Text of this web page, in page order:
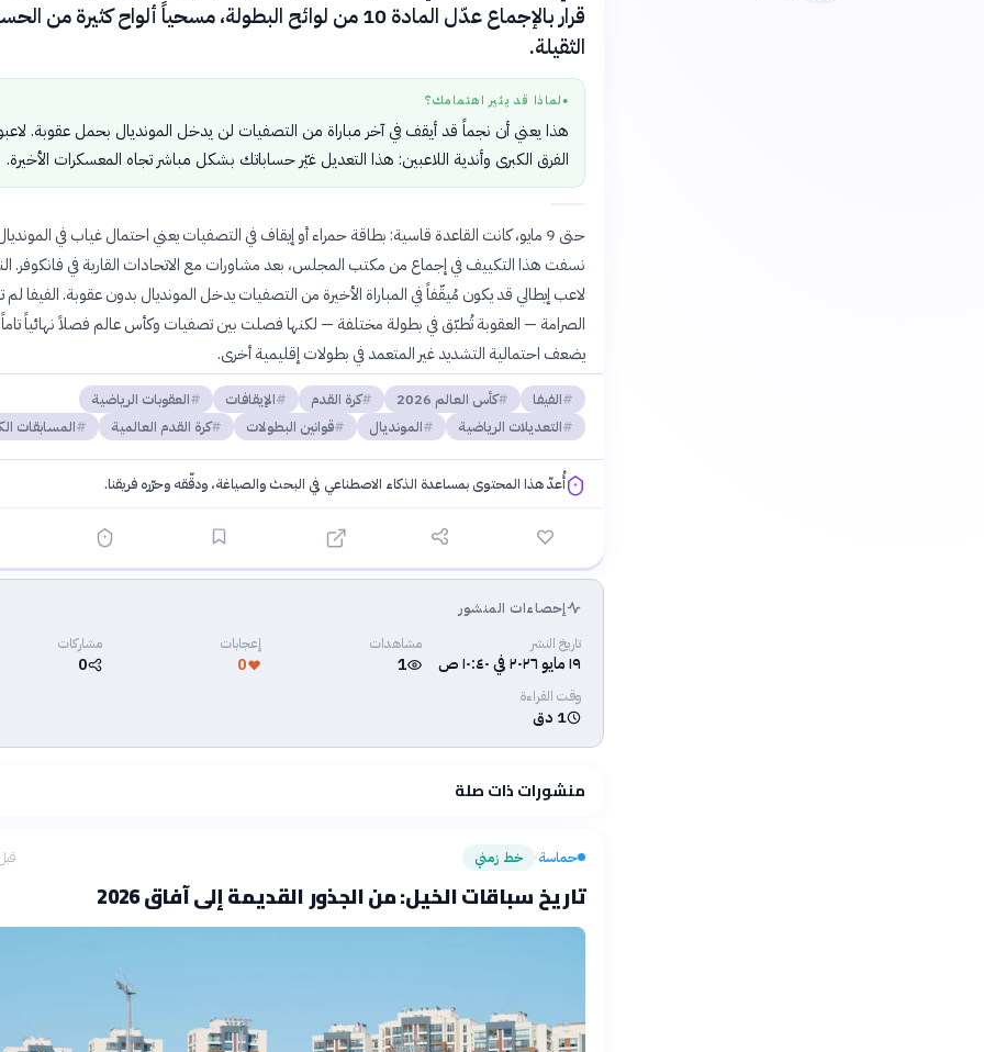
قرار بالإجماع عدّل المادة 10 من لوائح البطولة، مسحياً ألواح كثيرة من
الثقيلة.
● لماذا قد يثير اهتمامك؟
هذا يعني أن نجماً قد أيقف في آخر مباراة من التصفيات لن يدخل المونديال بحمل عقوبة.
الفرق الكبرى وأندية اللاعبين: هذا التعديل غيّر حساباتك بشكل مباشر تجاه المعسكرات الأخيرة.
حتى 9 مايو، كانت القاعدة قاسية: بطاقة حمراء أو إيقاف في التصفيات يعني احتمال غياب في
نسفت هذا التكييف في إجماع من مكتب المجلس، بعد مشاورات مع الاتحادات القارية في فانكوفر.
لاعب إيطالي قد يكون مُيقّفاً في المباراة الأخيرة من التصفيات يدخل المونديال بدون عقوبة. الفيفا لم
الصرامة — العقوبة تُطبّق في بطولة مختلفة — لكنها فصلت بين تصفيات وكأس عالم فصلاً نهائياً
يضعف احتمالية التشديد غير المتعمد في بطولات إقليمية أخرى.
الفيفا كأس العالم 2026 كرة القدم الإيقافات
العقوبات الرياضية
التعديلات الرياضية
المونديال قوانين البطولات كرة القدم العالمية المسابقات
أُعدّ هذا المحتوى بمساعدة الذكاء الاصطناعي في البحث والصياغة، ودقّقه وحرّره فريقنا.
إحصاءات المنشور
تاريخ النشر
١٩ مايو ٢٠٢٦ في ١٠:٤٠ ص
مشاهدات
1
إعجابات
0
مشاركات
0
وقت القراءة
1 دق
منشورات ذات صلة
حماسة› خط زمني قبل 51
تاريخ سباقات الخيل: من الجذور القديمة إلى آفاق 2026